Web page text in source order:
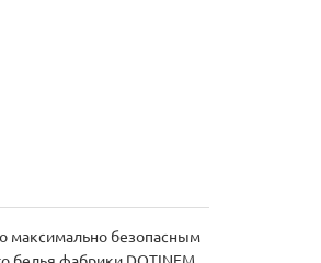
максимально безопасным